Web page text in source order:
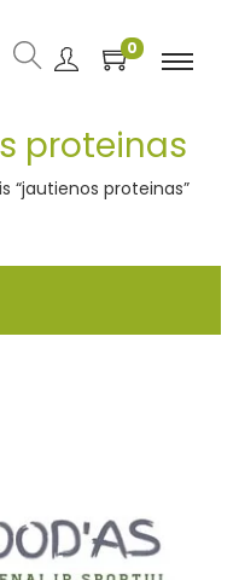
0
proteinas
“jautienos proteinas”